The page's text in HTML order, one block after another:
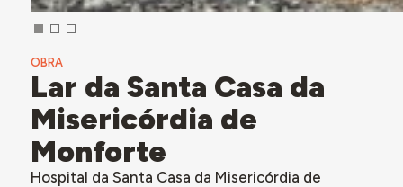
OBRA
Lar da Santa Casa da
Misericórdia de
Monforte
Hospital da Santa Casa da Misericórdia de